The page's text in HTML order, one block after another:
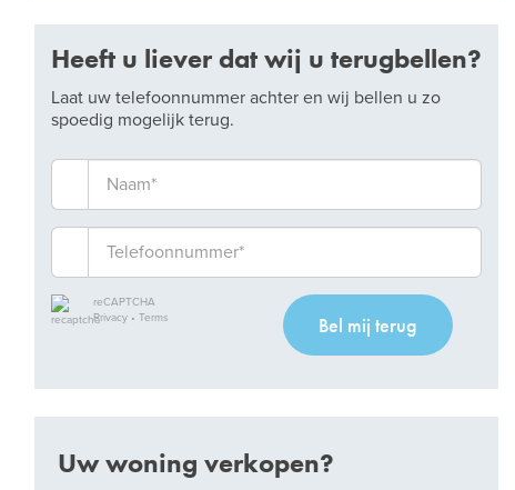
Heeft u liever dat wij u terugbellen?
Laat uw telefoonnummer achter en wij bellen u zo
spoedig mogelijk terug.
reCAPTCHA
Privacy • Terms Bel mij terug
Uw woning verkopen?